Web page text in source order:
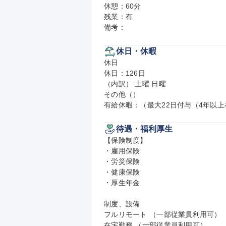
休憩：60分
残業：有
備考：
休日・休暇
休日
休日：126日
（内訳） 土曜 日曜
その他（）
有給休暇：（最大22日付与（4年以上
待遇・福利厚生
【保険制度】
・雇用保険
・労災保険
・健康保険
・厚生年金
制度、設備
フルリモート （一部従業員利用可）